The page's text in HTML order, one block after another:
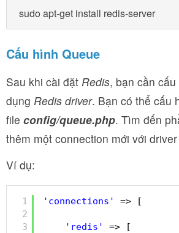
Cấu hình Queue
Sau khi cài đặt Redis, bạn cần
dụng Redis driver. Bạn có thể cấu
file config/queue.php. Tìm đến
thêm một connection mới với
Ví dụ:
1
2
3
'connections' => [
'redis'
=> [